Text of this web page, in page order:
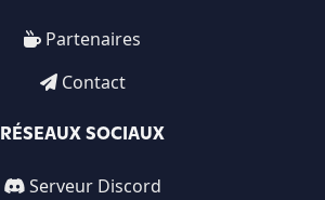
Partenaires
Contact
RÉSEAUX SOCIAUX
Serveur Discord